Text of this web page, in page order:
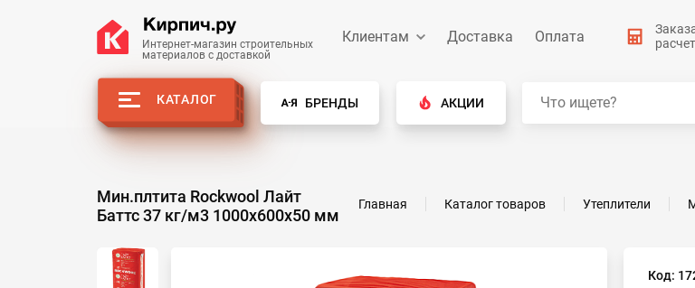
Интернет-магазин строительных
материалов с доставкой
Клиентам Доставка Оплата
расчет
КАТАЛОГ БРЕНДЫ АКЦИИ
Мин.плтита Rockwool Лайт
Баттс 37 кг/м3 1000х600х50 мм
Главная Каталог товаров Утеплители
Код: